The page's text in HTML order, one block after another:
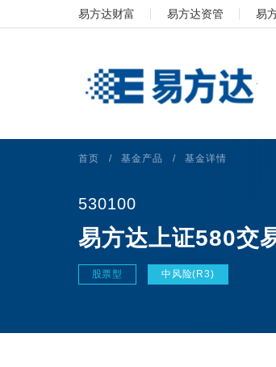
易方达财富 易方达资管 易
首页 / 基金产品 / 基金详情
530100
易方达上证580交
股票型 中风险(R3)